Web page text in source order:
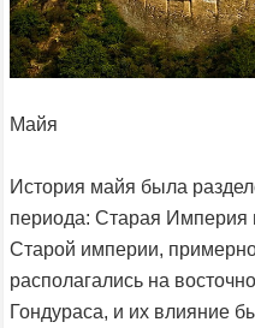
Майя
История майя была
периода: Старая
Старой империи,
располагались на
Гондураса, и их влияние